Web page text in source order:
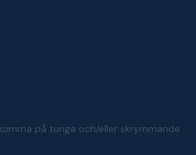
på tunga och/eller skrymmande